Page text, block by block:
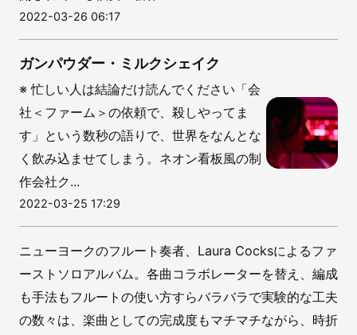
2022-03-26 06:17
ガンパウダー・ミルクシェイク
※ 忙しい人は結論だけ読んでください「会
社＜ファーム＞の依頼で、殺しやってま
す」という数秒の語りで、世界をなんとな
く飲み込ませてしまう。ネオン看板風の制
作会社ク...
2022-03-25 17:29
ニューヨークのフルート奏者、Laura Cocksによるファ
ーストソロアルバム。各曲コラボレーターを替え、編成
も手法もフルートの使い方すらバラバラで実験的な工夫
の数々は、楽曲としての完成度もマチマチながら、時折